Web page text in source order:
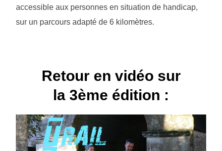
accessible aux personnes en situation de handicap,
sur un parcours adapté de 6 kilomètres.
Retour en vidéo sur
la 3ème édition :